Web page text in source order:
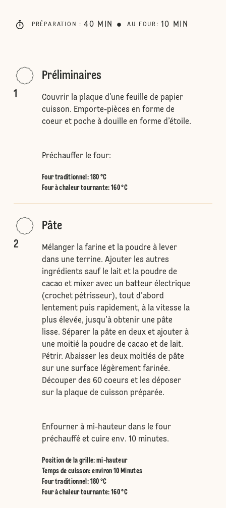
PRÉPARATION : 40 MIN AU FOUR : 10 MIN
1
Préliminaires
Couvrir la plaque d’une feuille de papier
cuisson. Emporte-pièces en forme de
coeur et poche à douille en forme d’étoile.
Préchauffer le four:
Four traditionnel : 180 °C
Four à chaleur tournante: 160 °C
2
Pâte
Mélanger la farine et la poudre à lever
dans une terrine. Ajouter les autres
ingrédients sauf le lait et la poudre de
cacao et mixer avec un batteur électrique
(crochet pétrisseur), tout d’abord
lentement puis rapidement, à la vitesse la
plus élevée, jusqu’à obtenir une pâte
lisse. Séparer la pâte en deux et ajouter à
une moitié la poudre de cacao et de lait.
Pétrir. Abaisser les deux moitiés de pâte
sur une surface légèrement farinée.
Découper des 60 coeurs et les déposer
sur la plaque de cuisson préparée.
Enfourner à mi-hauteur dans le four
préchauffé et cuire env. 10 minutes.
Position de la grille: mi-hauteur
Temps de cuisson: environ 10 Minutes
Four traditionnel : 180 °C
Four à chaleur tournante: 160 °C